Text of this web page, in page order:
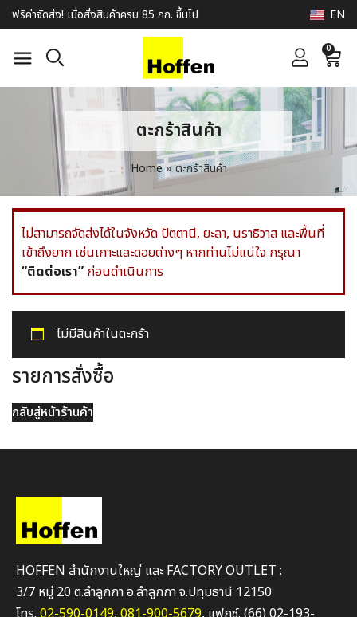
ฟรีค่าจัดส่ง! เมื่อสั่งสินค้าครบ 85 กก. ขึ้นไป EN
0
ตะกร้าสินค้า
Home»ตะกร้าสินค้า
ไม่สามารถจัดส่งได้ในจังหวัด ปัตตานี, ยะลา, นราธิวาส และพื้นที่
เข้าถึงยาก เช่นเกาะและดอยต่างๆ หากท่านไม่แน่ใจ กรุณา
“ติดต่อเรา” ก่อนดำเนินการ
ไม่มีสินค้าในตะกร้า
รายการสั่งซื้อ
กลับสู่หน้าร้านค้า
HOFFEN สำนักงานใหญ่ และ FACTORY OUTLET :
3/7 หมู่ 20 ต.ลำลูกกา อ.ลำลูกกา จ.ปทุมธานี 12150